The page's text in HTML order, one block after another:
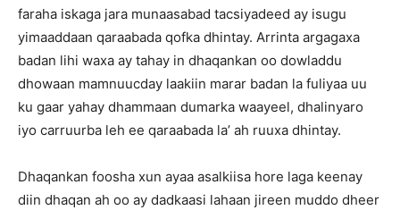
faraha iskaga jara munaasabad tacsiyadeed ay isugu
yimaaddaan qaraabada qofka dhintay. Arrinta argagaxa
badan lihi waxa ay tahay in dhaqankan oo dowladdu
dhowaan mamnuucday laakiin marar badan la fuliyaa uu
ku gaar yahay dhammaan dumarka waayeel, dhalinyaro
iyo carruurba leh ee qaraabada la’ ah ruuxa dhintay.
Dhaqankan foosha xun ayaa asalkiisa hore laga keenay
diin dhaqan ah oo ay dadkaasi lahaan jireen muddo dheer